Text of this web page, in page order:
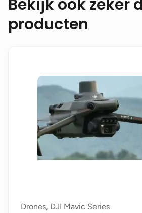
Bekijk ook zeker
producten
Drones, DJI Mavic Series